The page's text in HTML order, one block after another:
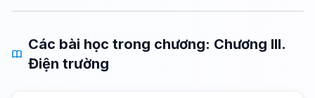
Các bài học trong chương: Chương III.
Điện trường